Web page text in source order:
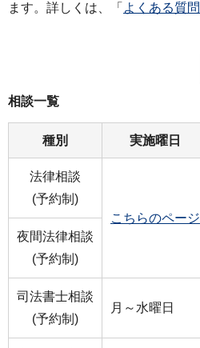
ます。詳しくは、「 よくある質問
相談一覧
種別 実施曜日
法律相談
(予約制)
こちらのページ
夜間法律相談
(予約制)
司法書士相談
(予約制)
月～水曜日